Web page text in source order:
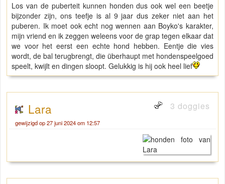
Los van de puberteit kunnen honden dus ook wel een beetje
bijzonder zijn, ons teefje is al 9 jaar dus zeker niet aan het
puberen. Ik moet ook echt nog wennen aan Boyko's karakter,
mijn vriend en ik zeggen weleens voor de grap tegen elkaar dat
we voor het eerst een echte hond hebben. Eentje die vies
wordt, de bal terugbrengt, die überhaupt met hondenspeelgoed
speelt, kwijlt en dingen sloopt. Gelukkig is hij ook heel lief
Lara 3 doggies
gewijzigd op 27 juni 2024 om 12:57